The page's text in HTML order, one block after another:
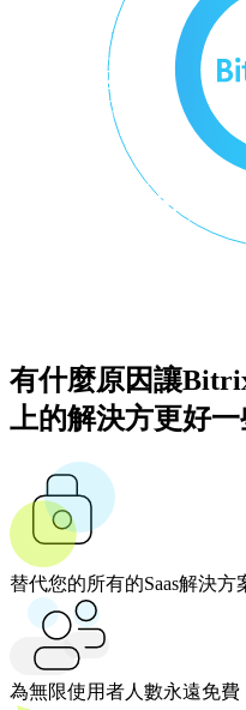
有什麼原因讓
上的解決方更好一
替代您的所有的Saas解決方
為無限使用者人數永遠免費